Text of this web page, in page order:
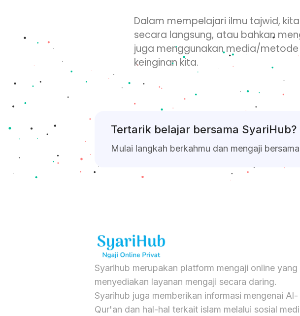
Dalam mempelajari ilmu tajwid,
secara langsung, atau bahkan
juga menggunakan media/metode
keinginan kita.
Tertarik belajar bersama SyariHub?
Mulai langkah berkahmu dan mengaji
Syarihub merupakan platform mengaji online yang
menyediakan layanan mengaji secara daring.
Syarihub juga memberikan informasi mengenai Al-
Qur'an dan hal-hal terkait islam melalui sosial